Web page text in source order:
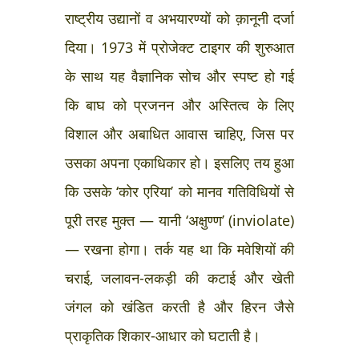
राष्ट्रीय उद्यानों व अभयारण्यों को क़ानूनी दर्जा
दिया। 1973 में प्रोजेक्ट टाइगर की शुरुआत
के साथ यह वैज्ञानिक सोच और स्पष्ट हो गई
कि बाघ को प्रजनन और अस्तित्व के लिए
विशाल और अबाधित आवास चाहिए, जिस पर
उसका अपना एकाधिकार हो। इसलिए तय हुआ
कि उसके ‘कोर एरिया’ को मानव गतिविधियों से
पूरी तरह मुक्त — यानी ‘अक्षुण्ण’ (inviolate)
— रखना होगा। तर्क यह था कि मवेशियों की
चराई, जलावन-लकड़ी की कटाई और खेती
जंगल को खंडित करती है और हिरन जैसे
प्राकृतिक शिकार-आधार को घटाती है।